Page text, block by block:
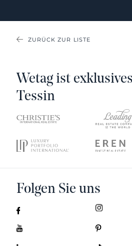
ZURÜCK ZUR LISTE
Wetag ist
Tessin
Folgen Sie uns